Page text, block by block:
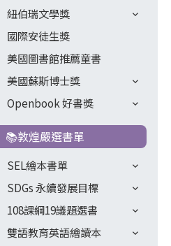
紐伯瑞文學獎
國際安徒生獎
美國圖書館推薦童書
美國蘇斯博士獎
Openbook 好書獎
📚敦煌嚴選書單
SEL繪本書單
SDGs 永續發展目標
108課綱19議題選書
雙語教育英語繪讀本